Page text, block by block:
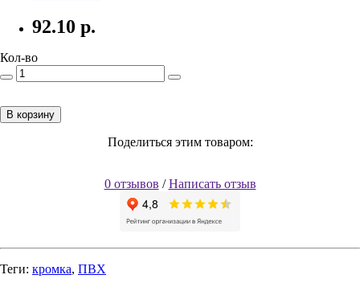
92.10 р.
Кол-во
В корзину
Поделиться этим товаром:
0 отзывов /Написать отзыв
Теги: кромка, ПВХ